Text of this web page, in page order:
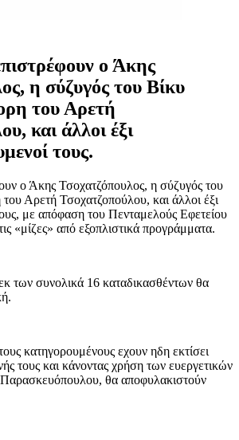
ο Άκης
η σύζυγός του Βίκυ
του Αρετή
και άλλοι έξι
τους.
ο Άκης Τσοχατζόπουλος, η σύζυγός του
Αρετή Τσοχατζοπούλου, και άλλοι έξι
με απόφαση του Πενταμελούς Εφετείου
«μίζες» από εξοπλιστικά προγράμματα.
των συνολικά 16 καταδικασθέντων θα
κατηγορουμένους εχουν ηδη εκτίσει
τους και κάνοντας χρήση των ευεργετικών
θα αποφυλακιστούν